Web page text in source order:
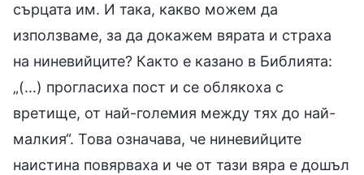
сърцата им. И така, какво можем да
използваме, за да докажем вярата и страха
на ниневийците? Както е казано в Библията:
„(…) прогласиха пост и се облякоха с
вретище, от най-големия между тях до най-
малкия“. Това означава, че ниневийците
наистина повярваха и че от тази вяра е дошъл